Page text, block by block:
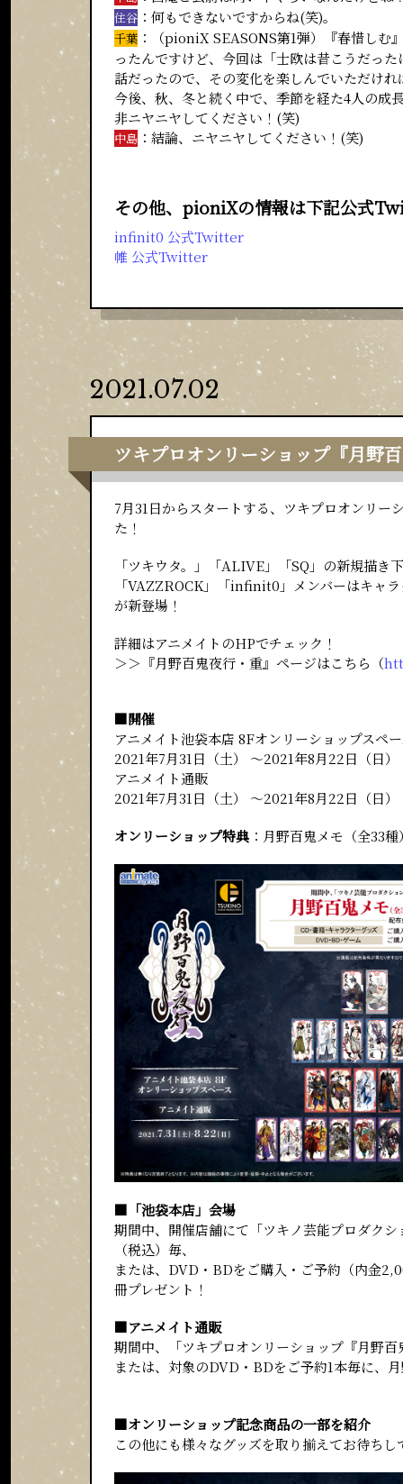
住谷 ：何もできないですからね(笑)。
千葉 ：（pioniX SEASONS第1弾）『春惜しむ
ったんですけど、今回は「士欧は昔こうだっ
話だったので、その変化を楽しんでいただけれ
今後、秋、冬と続く中で、季節を経た4人の
非ニヤニヤしてください！(笑)
中島 ：結論、ニヤニヤしてください！(笑)
その他、pioniXの情報は下記公式
infinit0 公式Twitter
帷 公式Twitter
2021.07.02
ツキプロオンリーショップ『月野
7月31日からスタートする、ツキプロオンリー
た！
「ツキウタ。」「ALIVE」「SQ」の新規描き
「VAZZROCK」「infinit0」メンバーはキャ
が新登場！
詳細はアニメイトのHPでチェック！
＞＞『月野百鬼夜行・重』ページはこちら（
■開催
アニメイト池袋本店 8Fオンリーショップス
2021年7月31日（土） ～2021年8月22日（日）
アニメイト通販
2021年7月31日（土） ～2021年8月22日（日）
オンリーショップ特典 ：月野百鬼メモ（全33種
■「池袋本店」会場
期間中、開催店舗にて「ツキノ芸能プロダク
（税込）毎、
または、DVD・BDをご購入・ご予約（内金
冊プレゼント！
■アニメイト通販
期間中、「ツキプロオンリーショップ『月野
または、対象のDVD・BDをご予約1本毎に、
■オンリーショップ記念商品の一部を紹介
この他にも様々なグッズを取り揃えてお待ちし